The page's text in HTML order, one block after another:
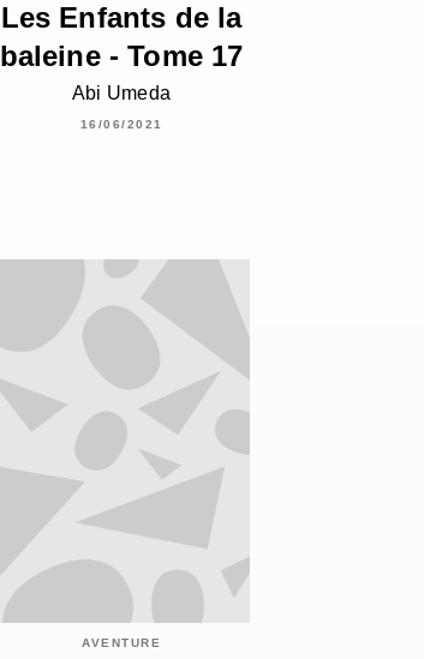
Les Enfants de la
baleine - Tome 17
Abi Umeda
16/06/2021
AVENTURE